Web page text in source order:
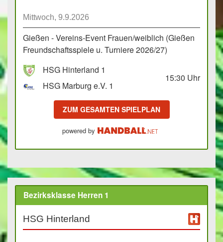
Mittwoch, 9.9.2026
Gießen - Vereins-Event Frauen/weiblich (Gießen
Freundschaftsspiele u. Turniere 2026/27)
HSG Hinterland 1
HSG Marburg e.V. 1
15:30 Uhr
ZUM GESAMTEN SPIELPLAN
powered by
Bezirksklasse Herren 1
HSG Hinterland